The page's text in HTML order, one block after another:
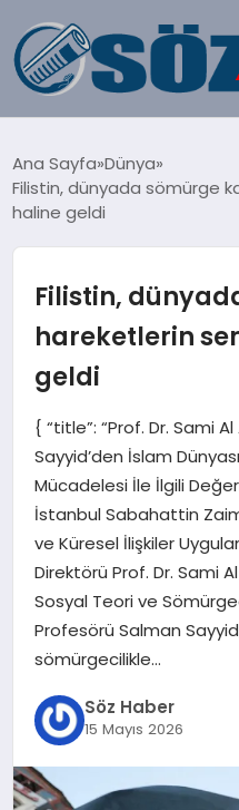
SPOR
EĞITIM
SAĞLIK
DÜNYA
TEKNOLOJI
SIYASET
YAŞAM
Ana Sayfa Dünya
Filistin, dünyada sömürge
haline geldi
Filistin,
hareketlerin
geldi
{ “title”: “Prof. Dr. Sami
Sayyid’den İslam
Mücadelesi İle İlgili
İstanbul Sabahattin
ve Küresel İlişkiler
Direktörü Prof. Dr. Sami
Sosyal Teori ve
Profesörü Salman
sömürgecilikle…
Söz Haber
15 Mayıs 2026